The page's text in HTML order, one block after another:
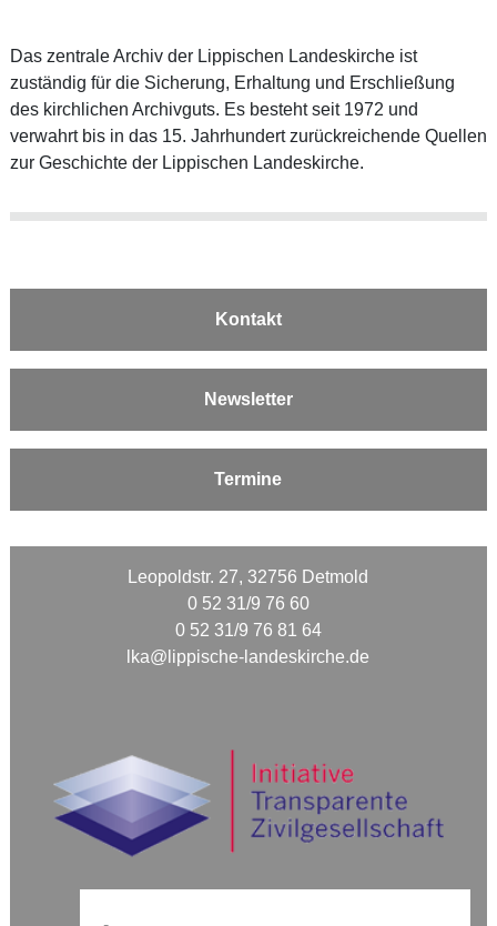
Das zentrale Archiv der Lippischen Landeskirche ist
zuständig für die Sicherung, Erhaltung und Erschließung
des kirchlichen Archivguts. Es besteht seit 1972 und
verwahrt bis in das 15. Jahrhundert zurückreichende Quellen
zur Geschichte der Lippischen Landeskirche.
Kontakt
Newsletter
Termine
Leopoldstr. 27, 32756 Detmold
0 52 31/9 76 60
0 52 31/9 76 81 64
lka@lippische-landeskirche.de